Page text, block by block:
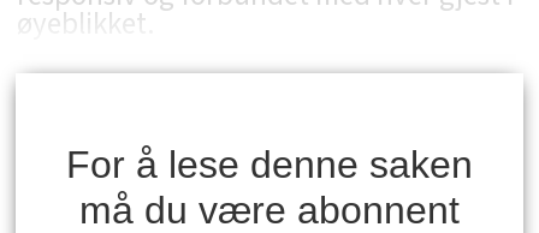
øyeblikket.
For å lese denne saken
må du være abonnent